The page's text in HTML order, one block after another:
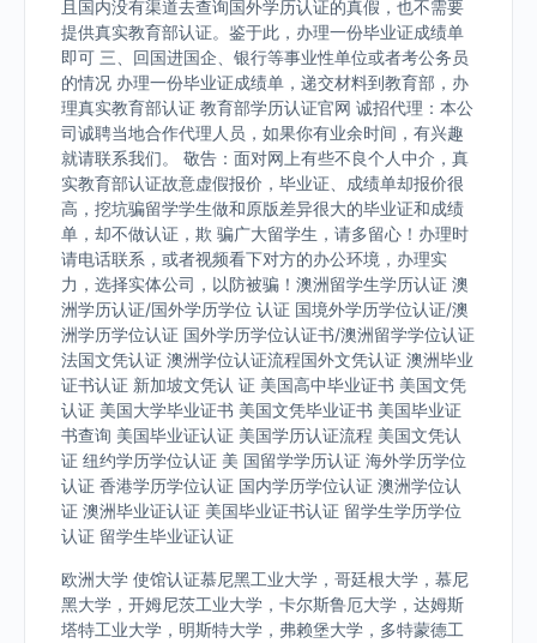
且国内没有渠道去查询国外学历认证的真假，也不需要
提供真实教育部认证。鉴于此，办理一份毕业证成绩单
即可 三、回国进国企、银行等事业性单位或者考公务员
的情况 办理一份毕业证成绩单，递交材料到教育部，办
理真实教育部认证 教育部学历认证官网 诚招代理：本公
司诚聘当地合作代理人员，如果你有业余时间，有兴趣
就请联系我们。 敬告：面对网上有些不良个人中介，真
实教育部认证故意虚假报价，毕业证、成绩单却报价很
高，挖坑骗留学学生做和原版差异很大的毕业证和成绩
单，却不做认证，欺 骗广大留学生，请多留心！办理时
请电话联系，或者视频看下对方的办公环境，办理实
力，选择实体公司，以防被骗！澳洲留学生学历认证 澳
洲学历认证/国外学历学位 认证 国境外学历学位认证/澳
洲学历学位认证 国外学历学位认证书/澳洲留学学位认证
法国文凭认证 澳洲学位认证流程国外文凭认证 澳洲毕业
证书认证 新加坡文凭认 证 美国高中毕业证书 美国文凭
认证 美国大学毕业证书 美国文凭毕业证书 美国毕业证
书查询 美国毕业证认证 美国学历认证流程 美国文凭认
证 纽约学历学位认证 美 国留学学历认证 海外学历学位
认证 香港学历学位认证 国内学历学位认证 澳洲学位认
证 澳洲毕业证认证 美国毕业证书认证 留学生学历学位
认证 留学生毕业证认证
欧洲大学 使馆认证慕尼黑工业大学，哥廷根大学，慕尼
黑大学，开姆尼茨工业大学，卡尔斯鲁厄大学，达姆斯
塔特工业大学，明斯特大学，弗赖堡大学，多特蒙德工